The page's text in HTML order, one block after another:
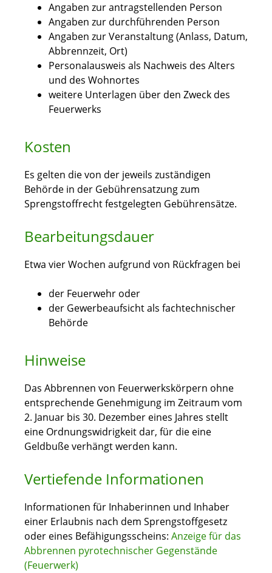
Angaben zur antragstellenden Person
Angaben zur durchführenden Person
Angaben zur Veranstaltung (Anlass, Datum,
Abbrennzeit, Ort)
Personalausweis als Nachweis des Alters
und des Wohnortes
weitere Unterlagen über den Zweck des
Feuerwerks
Kosten
Es gelten die von der jeweils zuständigen
Behörde in der Gebührensatzung zum
Sprengstoffrecht festgelegten Gebührensätze.
Bearbeitungsdauer
Etwa vier Wochen aufgrund von Rückfragen bei
der Feuerwehr oder
der Gewerbeaufsicht als fachtechnischer
Behörde
Hinweise
Das Abbrennen von Feuerwerkskörpern ohne
entsprechende Genehmigung im Zeitraum vom
2. Januar bis 30. Dezember eines Jahres stellt
eine Ordnungswidrigkeit dar, für die eine
Geldbuße verhängt werden kann.
Vertiefende Informationen
Informationen für Inhaberinnen und Inhaber
einer Erlaubnis nach dem Sprengstoffgesetz
oder eines Befähigungsscheins: Anzeige für das
Abbrennen pyrotechnischer Gegenstände
(Feuerwerk)